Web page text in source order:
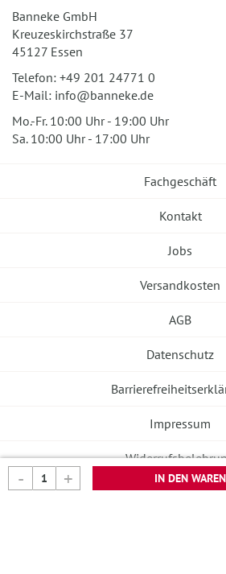
IN DEN
Banneke GmbH
Kreuzeskirchstraße 37
45127 Essen
Telefon: +49 201 24771 0
E-Mail: info@banneke.de
Mo.-Fr. 10:00 Uhr - 19:00 Uhr
Sa. 10:00 Uhr - 17:00 Uhr
Fachgeschäft
Kontakt
Jobs
Versandkosten
AGB
Datenschutz
Impressum
Vertrag widerrufen